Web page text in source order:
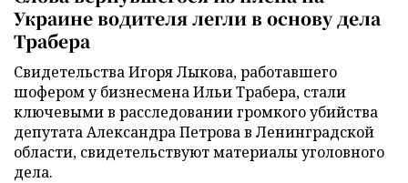
Украине водителя легли в основу дела
Трабера
Свидетельства Игоря Лыкова, работавшего
шофером у бизнесмена Ильи Трабера, стали
ключевыми в расследовании громкого убийства
депутата Александра Петрова в Ленинградской
области, свидетельствуют материалы уголовного
дела.